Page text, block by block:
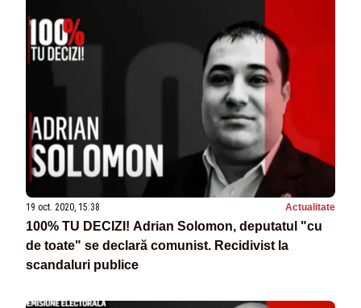
19 oct. 2020, 15:38 Actualitate
100% TU DECIZI! Adrian Solomon, deputatul "cu
de toate" se declară comunist. Recidivist la
scandaluri publice